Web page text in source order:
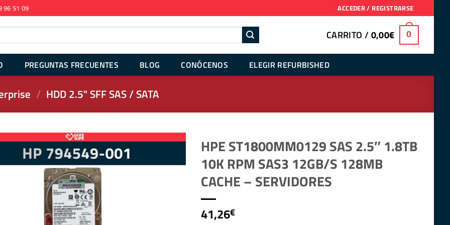
96 51 09 ACCEDER / REGISTRARSE
CARRITO /0,00€ 0
PREGUNTAS FRECUENTES BLOG CONÓCENOS ELEGIR REFURBISHED
/ HDD 2.5" SFF SAS / SATA
HPE ST1800MM0129 SAS 2.5″ 1.8TB
10K RPM SAS3 12GB/S 128MB
CACHE – SERVIDORES
41,26€